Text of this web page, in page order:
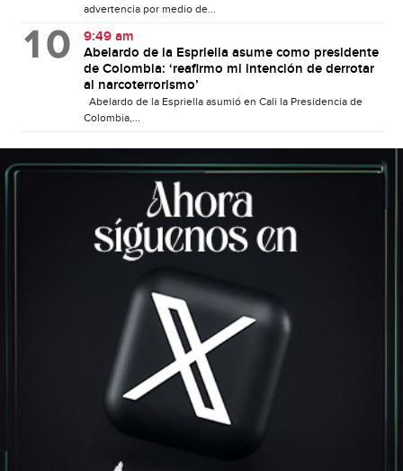
advertencia por medio de...
9:49 am
Abelardo de la Espriella asume como presidente
de Colombia: ‘reafirmo mi intención de derrotar
al narcoterrorismo’
Abelardo de la Espriella asumió en Cali la Presidencia de
Colombia,...